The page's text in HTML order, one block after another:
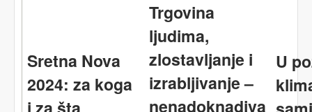
Sretna Nova
2024: za koga
Trgovina
ljudima,
zlostavljanje i
izrabljivanje –
nenadoknadiva
U